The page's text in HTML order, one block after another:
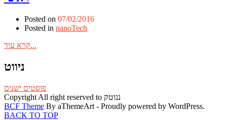
Posted on 07/02/2016
Posted in nanoTech
קרא עוד...
ניווט
פוסטים ישנים
Copyright All right reserved to ננוטק
BCF Theme By aThemeArt - Proudly powered by WordPress.
BACK TO TOP